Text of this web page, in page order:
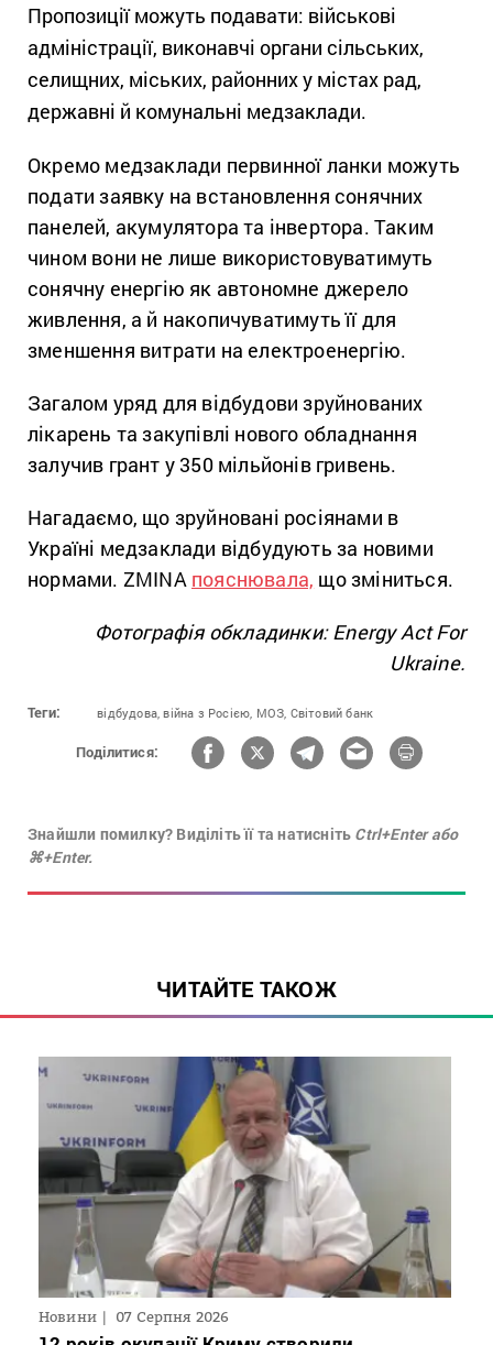
Пропозиції можуть подавати: військові
адміністрації, виконавчі органи сільських,
селищних, міських, районних у містах рад,
державні й комунальні медзаклади.
Окремо медзаклади первинної ланки можуть
подати заявку на встановлення сонячних
панелей, акумулятора та інвертора. Таким
чином вони не лише використовуватимуть
сонячну енергію як автономне джерело
живлення, а й накопичуватимуть її для
зменшення витрати на електроенергію.
Загалом уряд для відбудови зруйнованих
лікарень та закупівлі нового обладнання
залучив грант у 350 мільйонів гривень.
Нагадаємо, що зруйновані росіянами в
Україні медзаклади відбудують за новими
нормами. ZMINA пояснювала, що зміниться.
Фотографія обкладинки: Energy Act For
Ukraine.
Теги: відбудова, війна з Росією, МОЗ, Світовий банк
Поділитися:
Знайшли помилку? Виділіть її та натисніть Ctrl+Enter або
⌘+Enter.
ЧИТАЙТЕ ТАКОЖ
Новини 07 Серпня 2026